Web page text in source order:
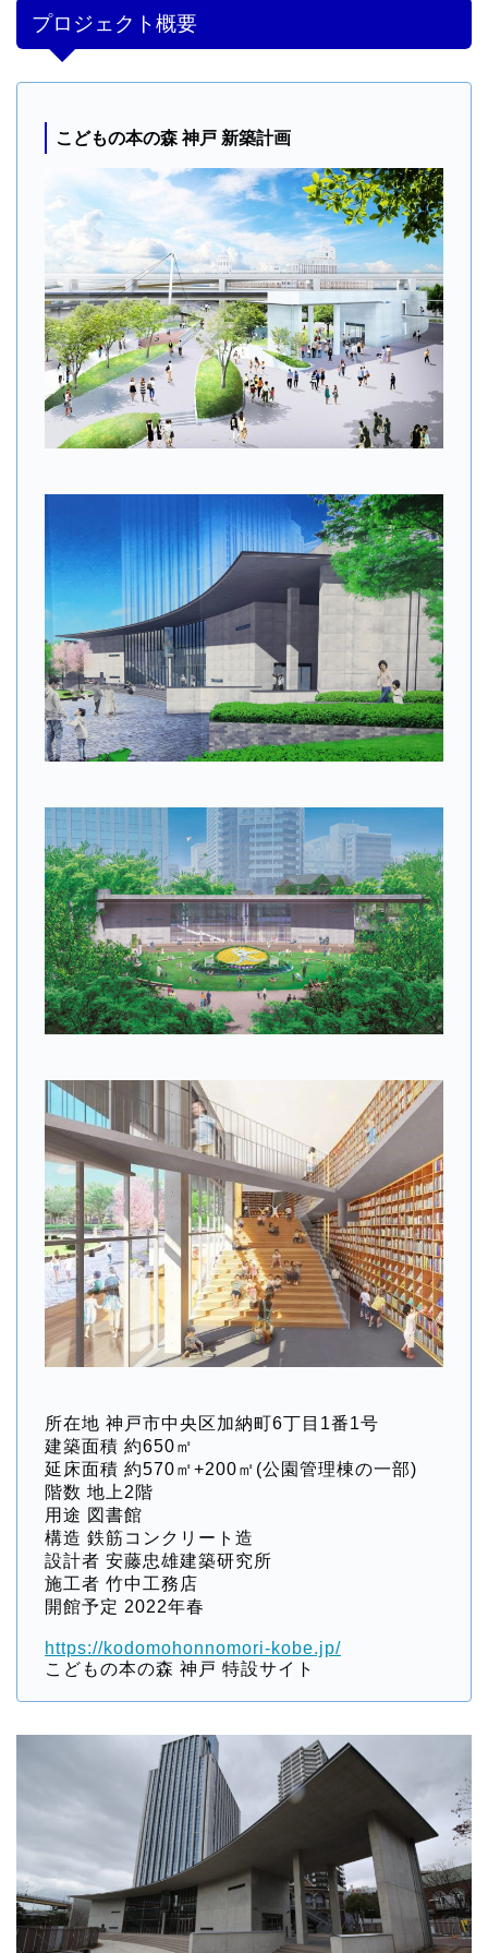
プロジェクト概要
こどもの本の森 神戸 新築計画
所在地 神戸市中央区加納町6丁目1番1号
建築面積 約650㎡
延床面積 約570㎡+200㎡(公園管理棟の一部)
階数 地上2階
用途 図書館
構造 鉄筋コンクリート造
設計者 安藤忠雄建築研究所
施工者 竹中工務店
開館予定 2022年春
https://kodomohonnomori-kobe.jp/
こどもの本の森 神戸 特設サイト